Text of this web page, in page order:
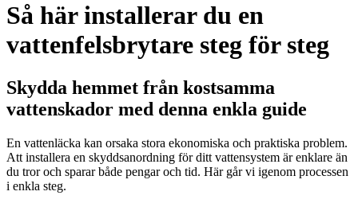
Så här installerar du en
vattenfelsbrytare steg för steg
Skydda hemmet från kostsamma
vattenskador med denna enkla guide
En vattenläcka kan orsaka stora ekonomiska och praktiska problem.
Att installera en skyddsanordning för ditt vattensystem är enklare än
du tror och sparar både pengar och tid. Här går vi igenom processen
i enkla steg.